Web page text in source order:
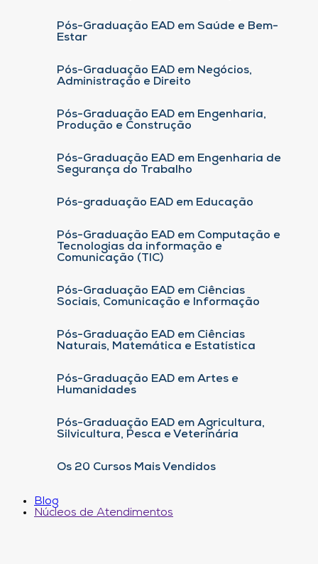
Pós-Graduação EAD em Saúde e Bem-
Estar
Pós-Graduação EAD em Negócios,
Administração e Direito
Pós-Graduação EAD em Engenharia,
Produção e Construção
Pós-Graduação EAD em Engenharia de
Segurança do Trabalho
Pós-graduação EAD em Educação
Pós-Graduação EAD em Computação e
Tecnologias da informação e
Comunicação (TIC)
Pós-Graduação EAD em Ciências
Sociais, Comunicação e Informação
Pós-Graduação EAD em Ciências
Naturais, Matemática e Estatística
Pós-Graduação EAD em Artes e
Humanidades
Pós-Graduação EAD em Agricultura,
Silvicultura, Pesca e Veterinária
Os 20 Cursos Mais Vendidos
Blog
Núcleos de Atendimentos